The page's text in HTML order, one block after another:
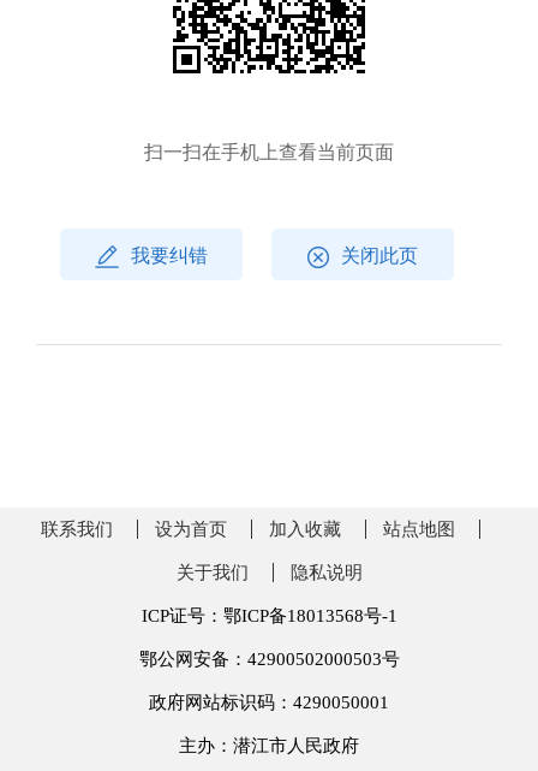
扫一扫在手机上查看当前页面
我要纠错 关闭此页
联系我们 设为首页 加入收藏 站点地图
关于我们 隐私说明
ICP证号：鄂ICP备18013568号-1
鄂公网安备：42900502000503号
政府网站标识码：4290050001
主办：潜江市人民政府